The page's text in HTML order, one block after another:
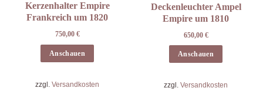
Kerzenhalter Empire
Frankreich um 1820
750,00 €
Anschauen
zzgl. Versandkosten
Deckenleuchter Ampel
Empire um 1810
650,00 €
Anschauen
zzgl. Versandkosten